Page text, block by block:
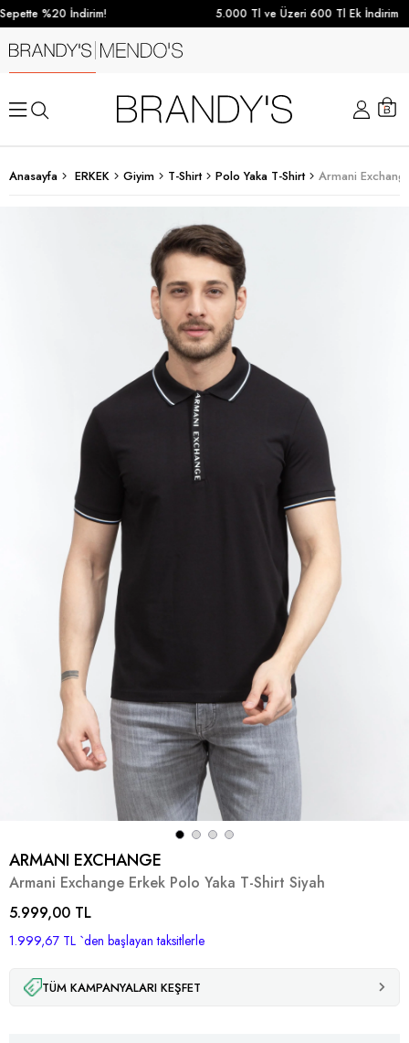
%20 İndirim! 5.000 Tl ve Üzeri 600 Tl Ek İndirim
Anasayfa ERKEK Giyim T-Shirt Polo Yaka T-Shirt Armani
ARMANI EXCHANGE
Armani Exchange Erkek Polo Yaka T-Shirt Siyah
5.999,00 TL
1.999,67 TL `den başlayan taksitlerle
TÜM KAMPANYALARI KEŞFET